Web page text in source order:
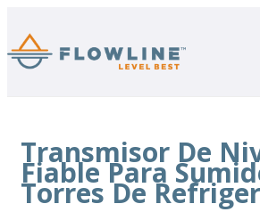
Transmisor De
Fiable Para
Torres De